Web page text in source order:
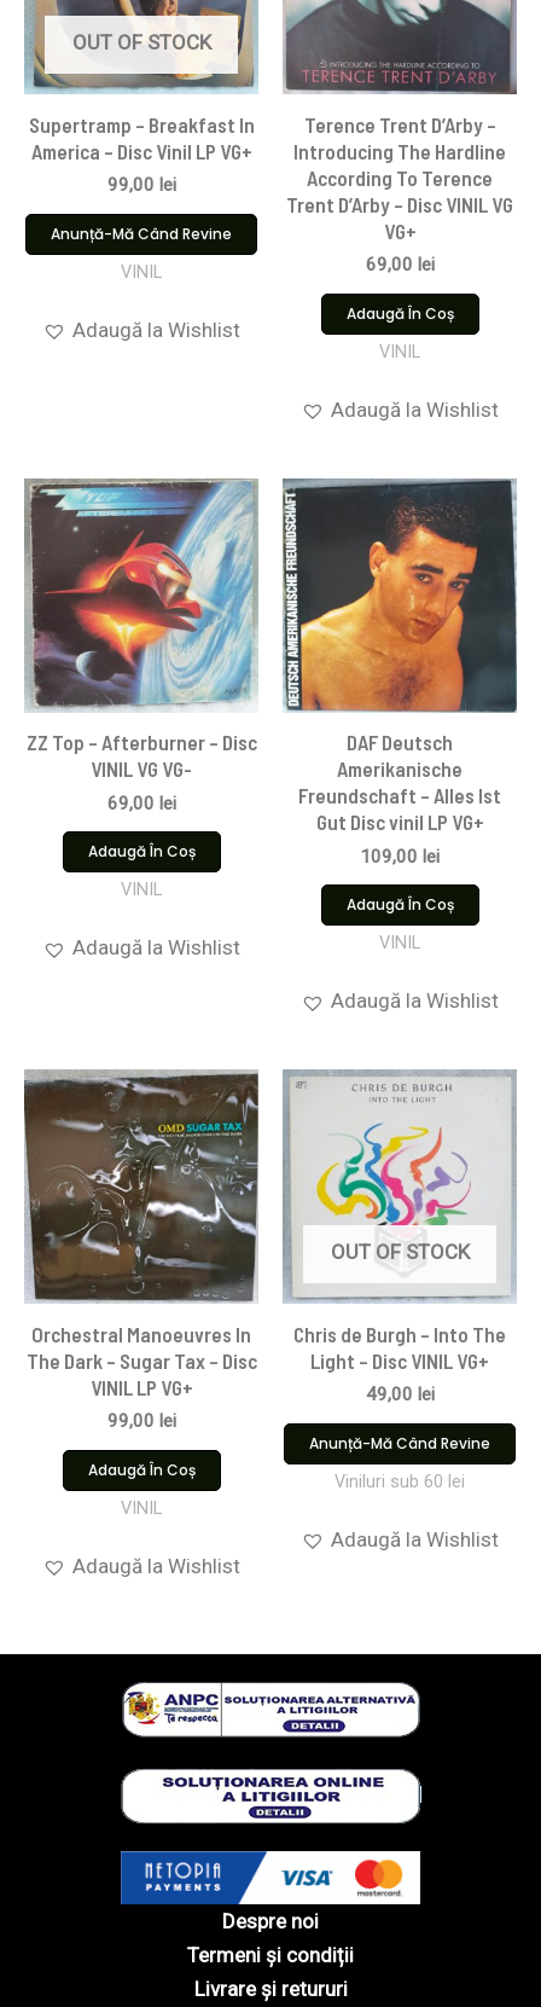
OUT OF STOCK
Supertramp – Breakfast In
America – Disc Vinil LP VG+
99,00 lei
Anunță-Mă Când Revine
VINIL
Adaugă la Wishlist
Terence Trent D’Arby –
Introducing The Hardline
According To Terence
Trent D’Arby – Disc VINIL VG
VG+
69,00 lei
Adaugă În Coș
VINIL
Adaugă la Wishlist
ZZ Top – Afterburner – Disc
VINIL VG VG-
69,00 lei
Adaugă În Coș
VINIL
Adaugă la Wishlist
DAF Deutsch
Amerikanische
Freundschaft – Alles Ist
Gut Disc vinil LP VG+
109,00 lei
Adaugă În Coș
VINIL
Adaugă la Wishlist
Orchestral Manoeuvres In
The Dark – Sugar Tax – Disc
VINIL LP VG+
99,00 lei
Adaugă În Coș
VINIL
Adaugă la Wishlist
OUT OF STOCK
Chris de Burgh – Into The
Light – Disc VINIL VG+
49,00 lei
Anunță-Mă Când Revine
Viniluri sub 60 lei
Adaugă la Wishlist
Despre noi
Termeni și condiții
Livrare și retururi